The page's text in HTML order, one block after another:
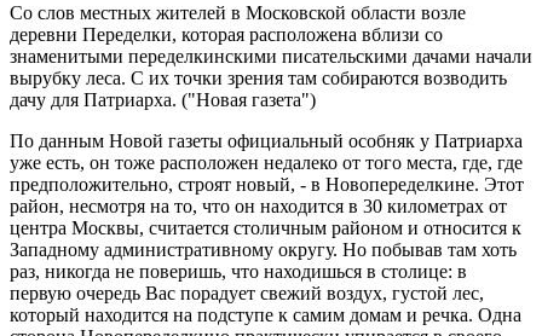
Со слов местных жителей в Московской области возле
деревни Переделки, которая расположена вблизи со
знаменитыми переделкинскими писательскими дачами начали
вырубку леса. С их точки зрения там собираются возводить
дачу для Патриарха. ("Новая газета")
По данным Новой газеты официальный особняк у Патриарха
уже есть, он тоже расположен недалеко от того места, где, где
предположительно, строят новый, - в Новопеределкине. Этот
район, несмотря на то, что он находится в 30 километрах от
центра Москвы, считается столичным районом и относится к
Западному административному округу. Но побывав там хоть
раз, никогда не поверишь, что находишься в столице: в
первую очередь Вас порадует свежий воздух, густой лес,
который находится на подступе к самим домам и речка. Одна